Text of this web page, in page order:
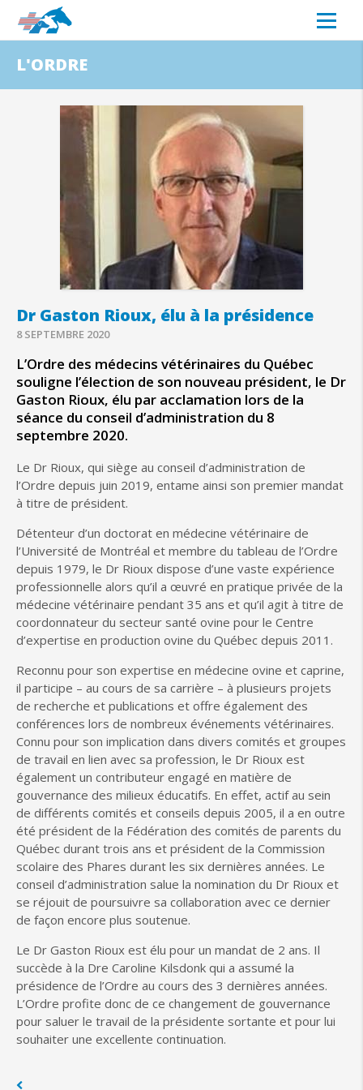
L'ORDRE
Dr Gaston Rioux, élu à la présidence
8 SEPTEMBRE 2020
L’Ordre des médecins vétérinaires du Québec
souligne l’élection de son nouveau président, le Dr
Gaston Rioux, élu par acclamation lors de la
séance du conseil d’administration du 8
septembre 2020.
Le Dr Rioux, qui siège au conseil d’administration de
l’Ordre depuis juin 2019, entame ainsi son premier mandat
à titre de président.
Détenteur d’un doctorat en médecine vétérinaire de
l’Université de Montréal et membre du tableau de l’Ordre
depuis 1979, le Dr Rioux dispose d’une vaste expérience
professionnelle alors qu’il a œuvré en pratique privée de la
médecine vétérinaire pendant 35 ans et qu’il agit à titre de
coordonnateur du secteur santé ovine pour le Centre
d’expertise en production ovine du Québec depuis 2011.
Reconnu pour son expertise en médecine ovine et caprine,
il participe – au cours de sa carrière – à plusieurs projets
de recherche et publications et offre également des
conférences lors de nombreux événements vétérinaires.
Connu pour son implication dans divers comités et groupes
de travail en lien avec sa profession, le Dr Rioux est
également un contributeur engagé en matière de
gouvernance des milieux éducatifs. En effet, actif au sein
de différents comités et conseils depuis 2005, il a en outre
été président de la Fédération des comités de parents du
Québec durant trois ans et président de la Commission
scolaire des Phares durant les six dernières années. Le
conseil d’administration salue la nomination du Dr Rioux et
se réjouit de poursuivre sa collaboration avec ce dernier
de façon encore plus soutenue.
Le Dr Gaston Rioux est élu pour un mandat de 2 ans. Il
succède à la Dre Caroline Kilsdonk qui a assumé la
présidence de l’Ordre au cours des 3 dernières années.
L’Ordre profite donc de ce changement de gouvernance
pour saluer le travail de la présidente sortante et pour lui
souhaiter une excellente continuation.